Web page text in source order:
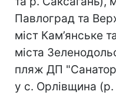
Павлоград та
міст Кам’янське
міста
пляж ДП
у с. Орлівщина